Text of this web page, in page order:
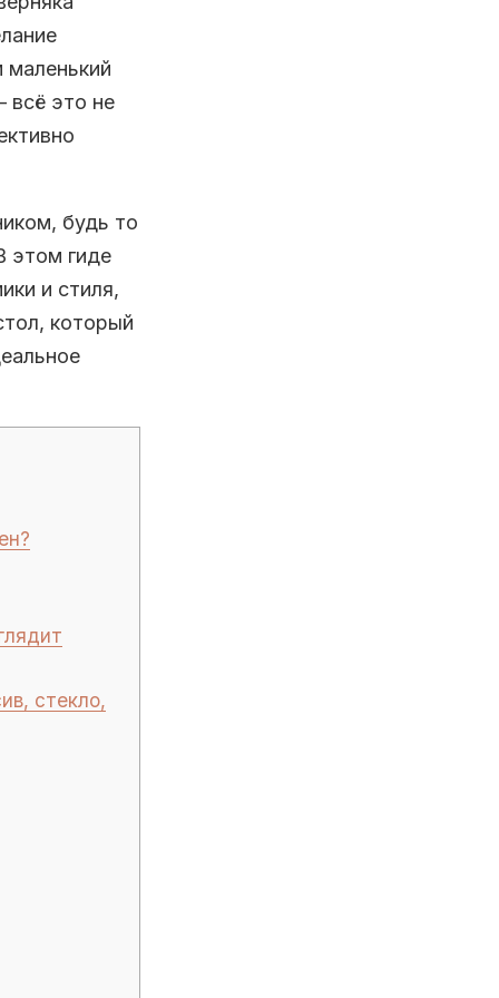
всё это не
будь то
этом гиде
и стиля,
который
стекло,